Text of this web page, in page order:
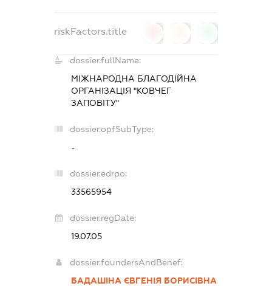
riskFactors.title
dossier.fullName:
МІЖНАРОДНА БЛАГОДІЙНА
ОРГАНІЗАЦІЯ "КОВЧЕГ
ЗАПОВІТУ"
dossier.opfSubType:
-
dossier.edrpo:
33565954
dossier.regDate:
19.07.05
dossier.foundersAndBenef:
БАДАШІНА ЄВГЕНІЯ БОРИСІВНА